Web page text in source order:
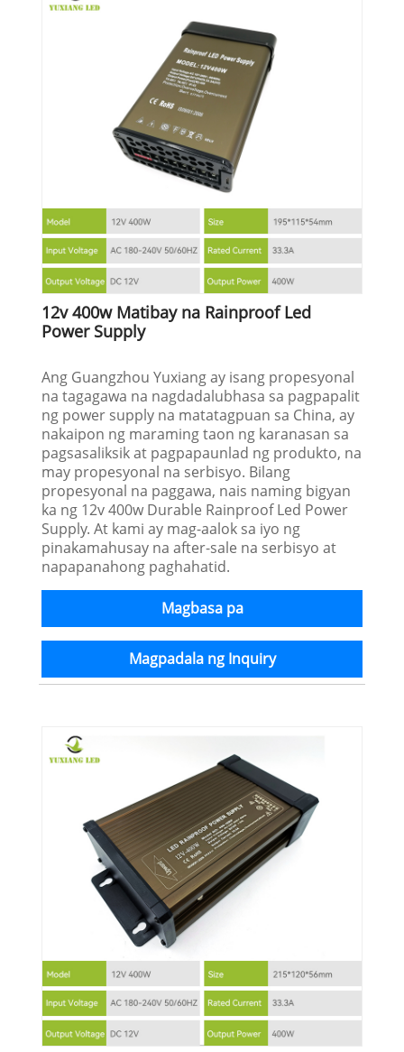
12v 400w Matibay na Rainproof Led
Power Supply
Ang Guangzhou Yuxiang ay isang propesyonal
na tagagawa na nagdadalubhasa sa pagpapalit
ng power supply na matatagpuan sa China, ay
nakaipon ng maraming taon ng karanasan sa
pagsasaliksik at pagpapaunlad ng produkto, na
may propesyonal na serbisyo. Bilang
propesyonal na paggawa, nais naming bigyan
ka ng 12v 400w Durable Rainproof Led Power
Supply. At kami ay mag-aalok sa iyo ng
pinakamahusay na after-sale na serbisyo at
napapanahong paghahatid.
Magbasa pa
Magpadala ng Inquiry